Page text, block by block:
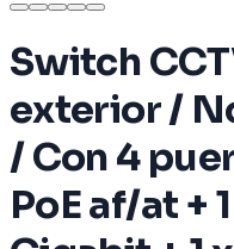
Switch
exterior /
/ Con 4
PoE af/at +